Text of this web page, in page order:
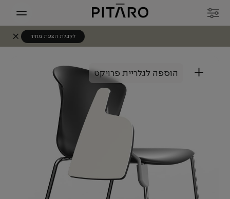
לקבלת הצעת מחיר
+ הוספה לגלריית פרויקט